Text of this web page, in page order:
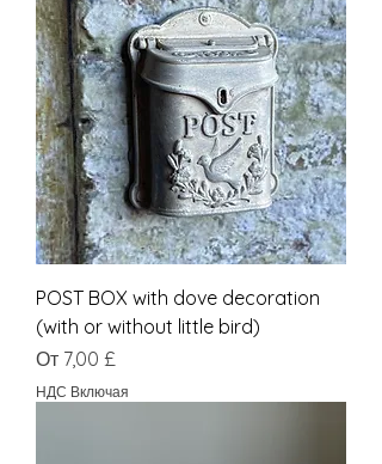
POST BOX with dove decoration
(with or without little bird)
От 7,00 £
Цена со скидкой
НДС Включая